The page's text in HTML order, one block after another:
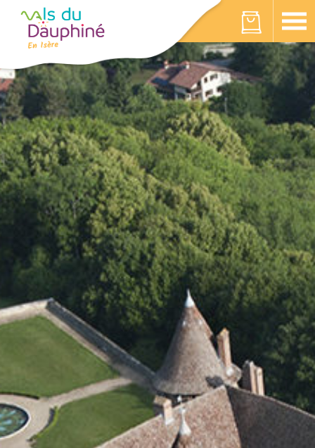
Votre panier est vide
Panneau de gestion des cookies